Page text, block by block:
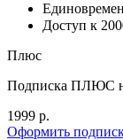
Доступ к
Плюс
Подписка ПЛЮС
1999 р.
Оформить